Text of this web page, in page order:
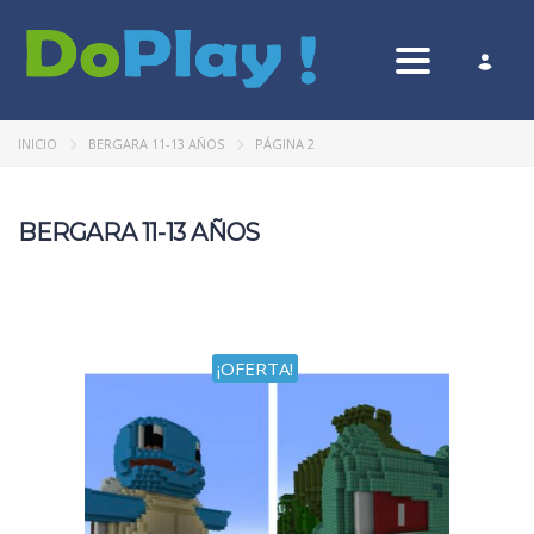
Toggle
INICIO BERGARA 11-13 AÑOS PÁGINA 2
BERGARA 11-13 AÑOS
¡OFERTA!